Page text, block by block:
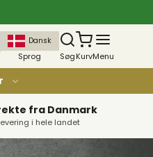
Dansk
Sprog SøgKurvMenu
underskål
fra Danmark
i hele landet